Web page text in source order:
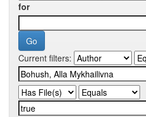
for
Current filters: